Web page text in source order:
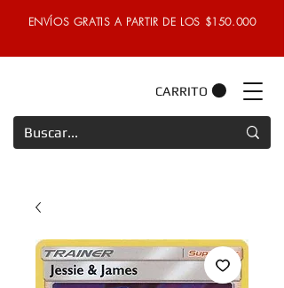
ENVÍOS GRATIS A PARTIR DE LOS $150.000
CARRITO